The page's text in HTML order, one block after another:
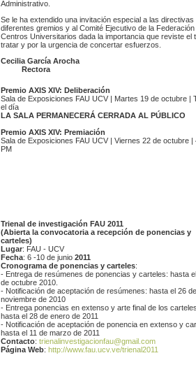
Administrativo.
Se le ha extendido una invitación especial a las directivas
diferentes gremios y al Comité Ejecutivo de la Federación
Centros Universitarios dada la importancia que reviste el
tratar y por la urgencia de concertar esfuerzos.
Cecilia García Arocha
Rectora
Premio AXIS XIV: Deliberación
Sala de Exposiciones FAU UCV | Martes 19 de octubre |
el día
LA SALA PERMANECERÁ CERRADA AL PÚBLICO
Premio AXIS XIV: Premiación
Sala de Exposiciones FAU UCV | Viernes 22 de octubre |
PM
Trienal de investigación FAU 2011
(Abierta la convocatoria a recepción de ponencias y
carteles)
Lugar: FAU - UCV
Fecha: 6 -10 de junio 2011
Cronograma de ponencias y carteles:
- Entrega de resúmenes de ponencias y carteles: hasta
de octubre 2010.
- Notificación de aceptación de resúmenes: hasta el 26 de
noviembre de 2010
- Entrega ponencias en extenso y arte final de los
hasta el 28 de enero de 2011
- Notificación de aceptación de ponencia en extenso y
hasta el 11 de marzo de 2011
Contacto: trienalinvestigacionfau@gmail.com
Página Web: http://www.fau.ucv.ve/trienal2011